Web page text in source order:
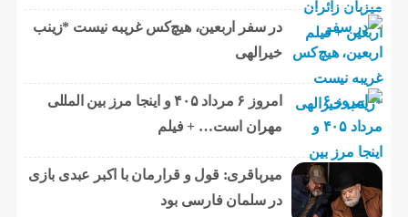
در سفر اربعین، هیچ‌کس غریبه نیست *زینب
خیرالهی
امروز ۶ مرداد ۴۰۵ و اینجا مرز بین المللی
مهران است… + فیلم
میرباقری: قول و قرارمان با اکبر عبدی بازی
در سلمان فارسی بود